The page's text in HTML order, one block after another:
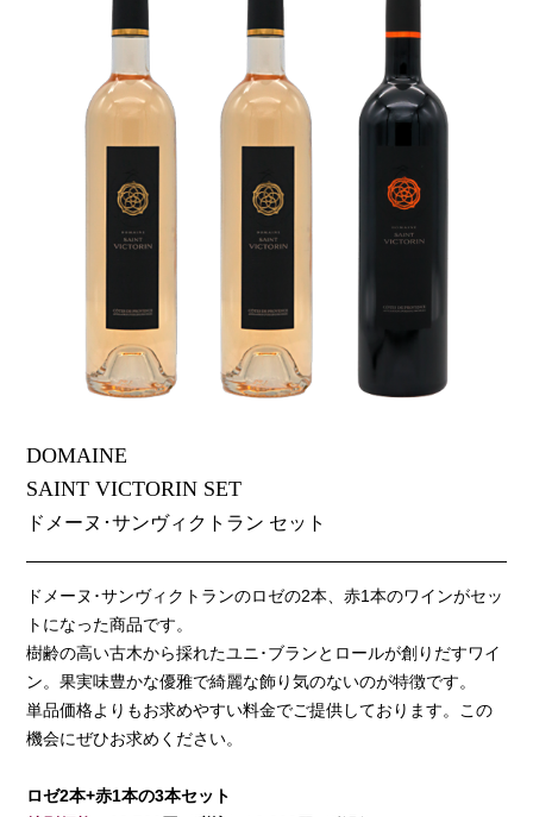
DOMAINE
SAINT VICTORIN SET
ドメーヌ･サンヴィクトラン セット
ドメーヌ･サンヴィクトランのロゼの2本、赤1本のワインがセッ
トになった商品です。
樹齢の高い古木から採れたユニ･ブランとロールが創りだすワイ
ン。果実味豊かな優雅で綺麗な飾り気のないのが特徴です。
単品価格よりもお求めやすい料金でご提供しております。この
機会にぜひお求めください。
ロゼ2本+赤1本の3本セット